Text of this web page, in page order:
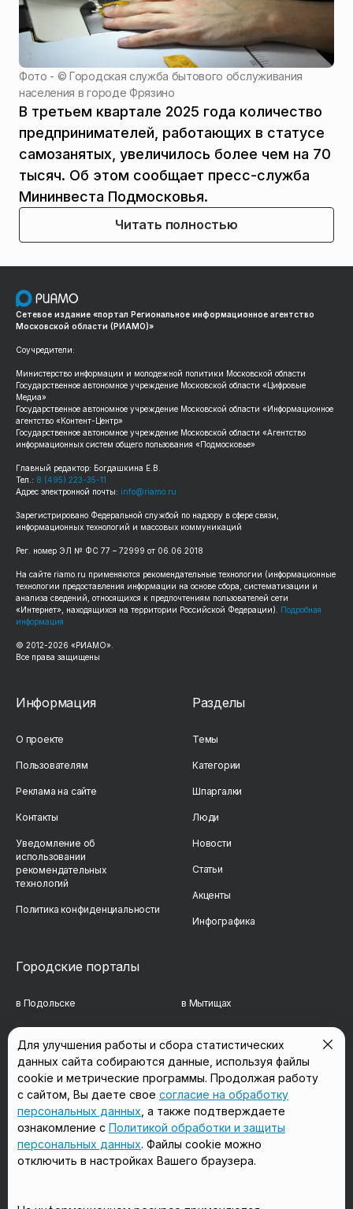
Фото - ©Городская служба бытового обслуживания
населения в городе Фрязино
В третьем квартале 2025 года количество
предпринимателей, работающих в статусе
самозанятых, увеличилось более чем на 70
тысяч. Об этом сообщает пресс-служба
Мининвеста Подмосковья.
Читать полностью
Сетевое издание «портал Региональное информационное агентство
Московской области (РИАМО)»
Соучредители:
Министерство информации и молодежной политики Московской области
Государственное автономное учреждение Московской области «Цифровые
Медиа»
Государственное автономное учреждение Московской области «Информационное
агентство «Контент-Центр»
Государственное автономное учреждение Московской области «Агентство
информационных систем общего пользования «Подмосковье»
Главный редактор: Богдашкина Е.В.
Тел.: 8 (495) 223-35-11
Адрес электронной почты: info@riamo.ru
Зарегистрировано Федеральной службой по надзору в сфере связи,
информационных технологий и массовых коммуникаций
Рег. номер ЭЛ № ФС 77 – 72999 от 06.06.2018
На сайте riamo.ru применяются рекомендательные технологии (информационные
технологии предоставления информации на основе сбора, систематизации и
анализа сведений, относящихся к предпочтениям пользователей сети
«Интернет», находящихся на территории Российской Федерации). Подробная
информация
© 2012-2026 «РИАМО».
Все права защищены
Информация
О проекте
Пользователям
Реклама на сайте
Контакты
Уведомление об
использовании
рекомендательных
технологий
Политика конфиденциальности
Разделы
Темы
Категории
Шпаргалки
Люди
Новости
Статьи
Акценты
Инфографика
Городские порталы
в Подольске в Мытищах
в Сергиевом Посаде в Люберцах
в Красногорске в Королёве
в Домодедово в Щёлково
Мы в соцсетях
Для улучшения работы и сбора статистических
данных сайта собираются данные, используя файлы
cookie и метрические программы. Продолжая работу
с сайтом, Вы даете свое согласие на обработку
персональных данных , а также подтверждаете
ознакомление с Политикой обработки и защиты
персональных данных. Файлы cookie можно
отключить в настройках Вашего браузера.